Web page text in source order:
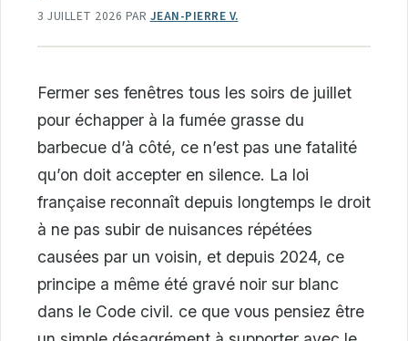
3 JUILLET 2026 PAR JEAN-PIERRE V.
Fermer ses fenêtres tous les soirs de juillet
pour échapper à la fumée grasse du
barbecue d’à côté, ce n’est pas une fatalité
qu’on doit accepter en silence. La loi
française reconnaît depuis longtemps le droit
à ne pas subir de nuisances répétées
causées par un voisin, et depuis 2024, ce
principe a même été gravé noir sur blanc
dans le Code civil. ce que vous pensiez être